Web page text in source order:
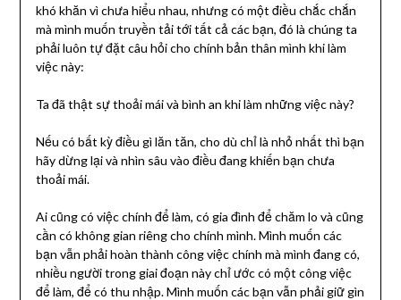
khó khăn vì chưa hiểu nhau, nhưng có một điều chắc chắn
mà mình muốn truyền tải tới tất cả các bạn, đó là chúng ta
phải luôn tự đặt câu hỏi cho chính bản thân mình khi làm
việc này:
Ta đã thật sự thoải mái và bình an khi làm những việc này?
Nếu có bất kỳ điều gì lăn tăn, cho dù chỉ là nhỏ nhất thì bạn
hãy dừng lại và nhìn sâu vào điều đang khiến bạn chưa
thoải mái.
Ai cũng có việc chính để làm, có gia đình để chăm lo và cũng
cần có không gian riêng cho chính mình. Mình muốn các
bạn vẫn phải hoàn thành công việc chính mà mình đang có,
nhiều người trong giai đoạn này chỉ ước có một công việc
để làm, để có thu nhập. Mình muốn các bạn vẫn phải giữ gìn